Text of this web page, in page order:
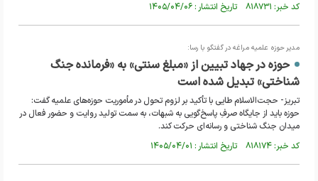
کد خبر: ۸۱۸۷۳۱ تاریخ انتشار : ۱۴۰۵/۰۴/۰۶
مدیر حوزه علمیه مراغه در گفتگو با رسا:
حوزه در جهاد تبیین از «مبلغ سنتی» به «فرمانده جنگ
شناختی» تبدیل شده است
تبریز- حجت‌الاسلام طایی با تأکید بر لزوم تحول در مأموریت حوزه‌های علمیه گفت:
حوزه باید از جایگاه صرفِ پاسخ‌گویی به شبهات، به سمت تولید روایت و حضور فعال در
میدان جنگ شناختی و رسانه‌ای حرکت کند.
کد خبر: ۸۱۸۱۷۴ تاریخ انتشار : ۱۴۰۵/۰۴/۰۱